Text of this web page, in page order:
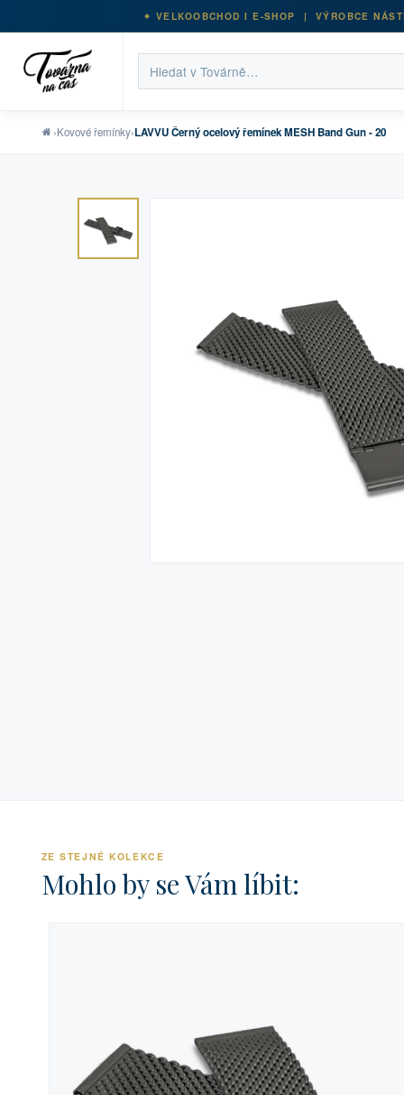
VELKOOBCHOD I E-SHOP | VÝROBCE
›Kovové řemínky›LAVVU Černý ocelový řemínek MESH Band Gun - 20
ZE STEJNÉ KOLEKCE
Mohlo by se Vám líbit: